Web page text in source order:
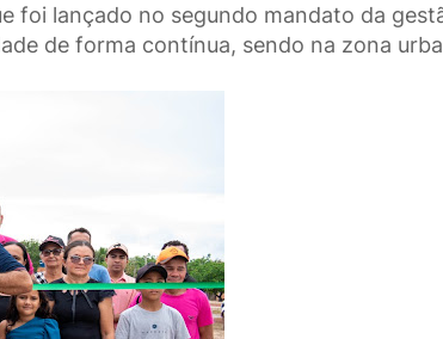
foi lançado no segundo mandato da
de forma contínua, sendo na zona